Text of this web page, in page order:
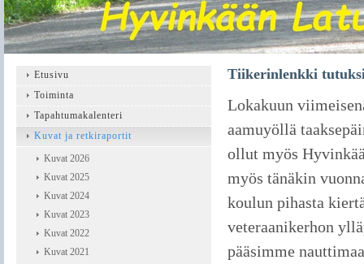
Tiikerinlenkki
Lokakuun
aamuyöllä
ollut myös
myös tänäkin
koulun pihasta
veteraanikerhon
pääsimme
Etusivu
Toiminta
Tapahtumakalenteri
Kuvat ja retkiraportit
Kuvat 2026
Kuvat 2025
Kuvat 2024
Kuvat 2023
Kuvat 2022
Kuvat 2021